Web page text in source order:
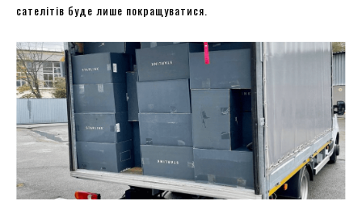
сателітів буде лише покращуватися.